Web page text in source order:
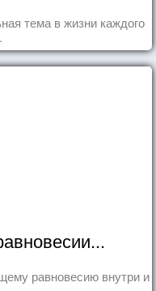
тема в жизни каждого
равновесию внутри и